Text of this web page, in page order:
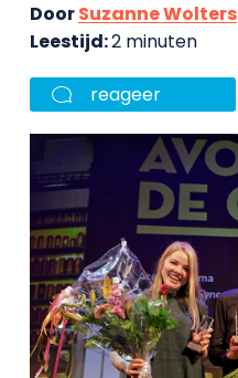
DoorSuzanne Wolters
Leestijd:2 minuten
reageer